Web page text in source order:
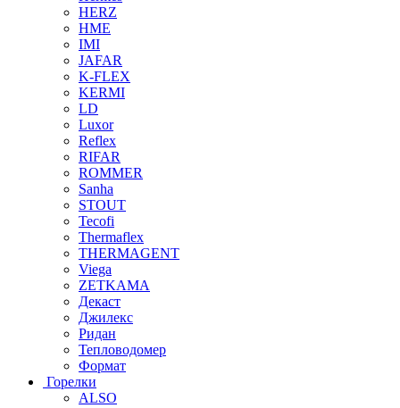
HERZ
HME
IMI
JAFAR
K-FLEX
KERMI
LD
Luxor
Reflex
RIFAR
ROMMER
Sanha
STOUT
Tecofi
Thermaflex
THERMAGENT
Viega
ZETKAMA
Декаст
Джилекс
Ридан
Тепловодомер
Формат
Горелки
ALSO